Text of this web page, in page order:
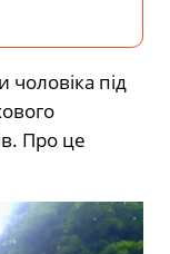
чоловіка під
Про це